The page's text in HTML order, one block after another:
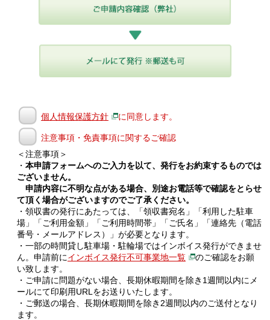
個人情報保護方針 に同意します。
注意事項・免責事項に関するご確認
＜注意事項＞
・ 本申請フォームへのご入力を以て、発行をお約束するものでは
ございません。
申請内容に不明な点がある場合、別途お電話等で確認をとらせ
て頂く場合がございますのでご了承ください。
・領収書の発行にあたっては、「領収書宛名」「利用した駐車
場」「ご利用金額」「ご利用時間帯」「ご氏名」「連絡先（電話
番号・メールアドレス）」が必要となります。
・一部の時間貸し駐車場・駐輪場ではインボイス発行ができませ
ん。申請前にインボイス発行不可事業地一覧
のご確認をお願
い致します。
・ご申請に問題がない場合、長期休暇期間を除き1週間以内にメ
ールにて印刷用URLをお送りいたします。
・ご郵送の場合、長期休暇期間を除き2週間以内のご送付となり
ます。